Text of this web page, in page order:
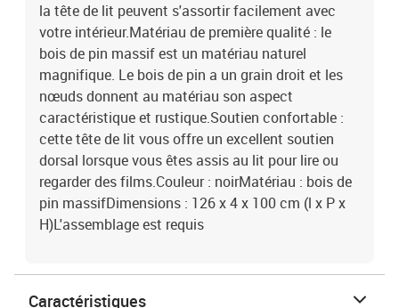
la tête de lit peuvent s'assortir facilement avec
votre intérieur.Matériau de première qualité : le
bois de pin massif est un matériau naturel
magnifique. Le bois de pin a un grain droit et les
nœuds donnent au matériau son aspect
caractéristique et rustique.Soutien confortable :
cette tête de lit vous offre un excellent soutien
dorsal lorsque vous êtes assis au lit pour lire ou
regarder des films.Couleur : noirMatériau : bois de
pin massifDimensions : 126 x 4 x 100 cm (l x P x
H)L'assemblage est requis
Caractéristiques